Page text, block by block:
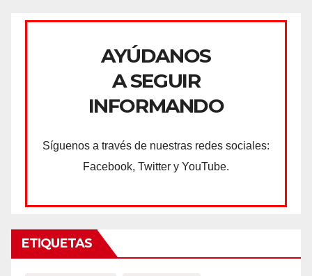
AYÚDANOS
A SEGUIR
INFORMANDO
Síguenos a través de nuestras redes sociales:
Facebook, Twitter y YouTube.
ETIQUETAS